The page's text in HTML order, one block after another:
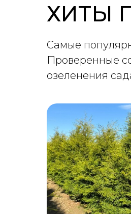
ХИТЫ
Самые
Проверенные
озеленения